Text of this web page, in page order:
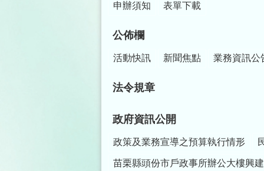
申辦須知 表單下載
公佈欄
活動快訊 新聞焦點 業務資訊公
法令規章
政府資訊公開
政策及業務宣導之預算執行情形
苗栗縣頭份市戶政事所辦公大樓興